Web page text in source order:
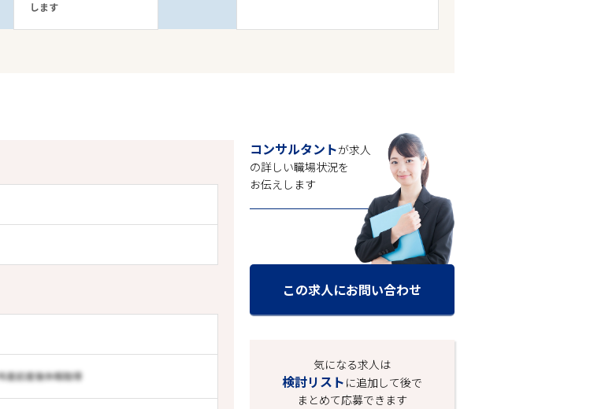
します
コンサルタントが求人
の詳しい職場状況を
お伝えします
この求人にお問い合わせ
気になる求人は
検討リスト に追加して後で
まとめて応募できます